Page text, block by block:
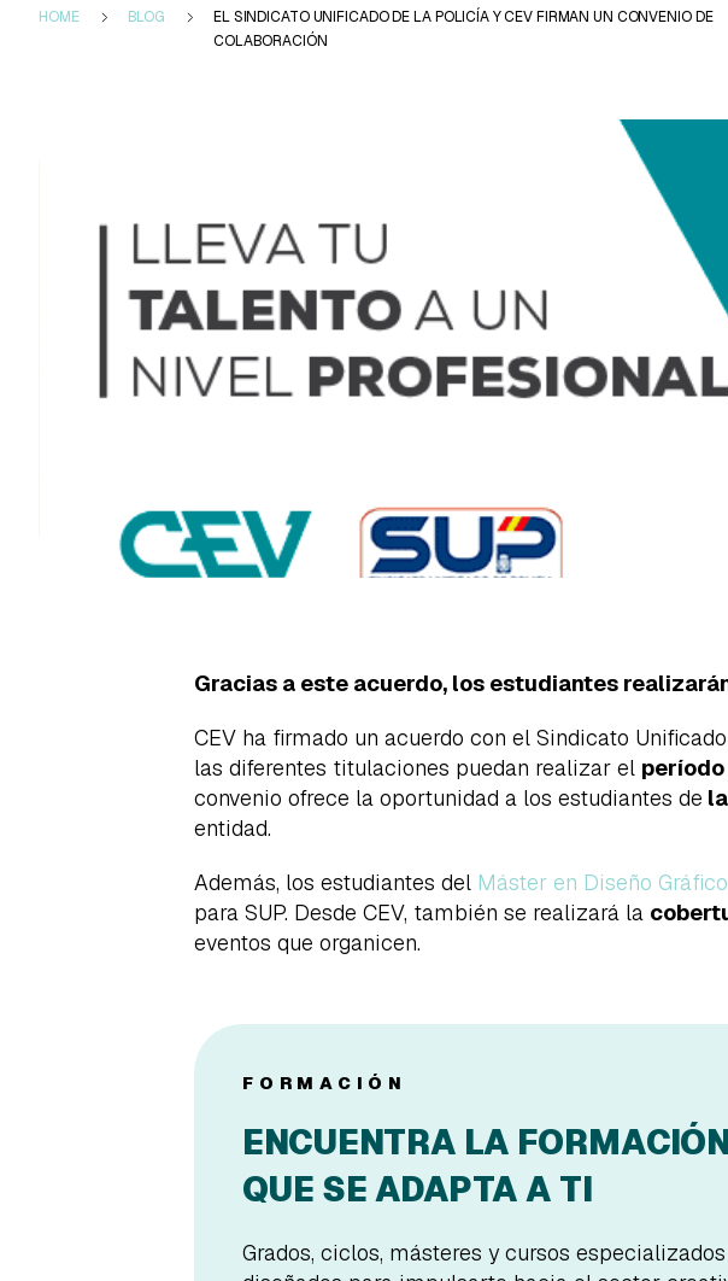
HOME BLOG
EL SINDICATO UNIFICADO DE LA POLICÍA Y CEV FIRMAN UN CONVENIO DE
COLABORACIÓN
Gracias a este acuerdo, los estudiantes
CEV ha firmado un acuerdo con el Sindicato
las diferentes titulaciones puedan realizar el
convenio ofrece la oportunidad a los estudiantes de
entidad.
Además, los estudiantes del Máster en Diseño
para SUP. Desde CEV, también se realizará la
eventos que organicen.
FORMACIÓN
ENCUENTRA LA
QUE SE ADAPTA A TI
Grados, ciclos, másteres y cursos especializados